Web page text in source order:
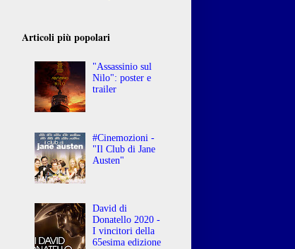
Articoli più popolari
"Assassinio sul
Nilo": poster e
trailer
#Cinemozioni -
"Il Club di Jane
Austen"
David di
Donatello 2020 -
I vincitori della
65esima edizione